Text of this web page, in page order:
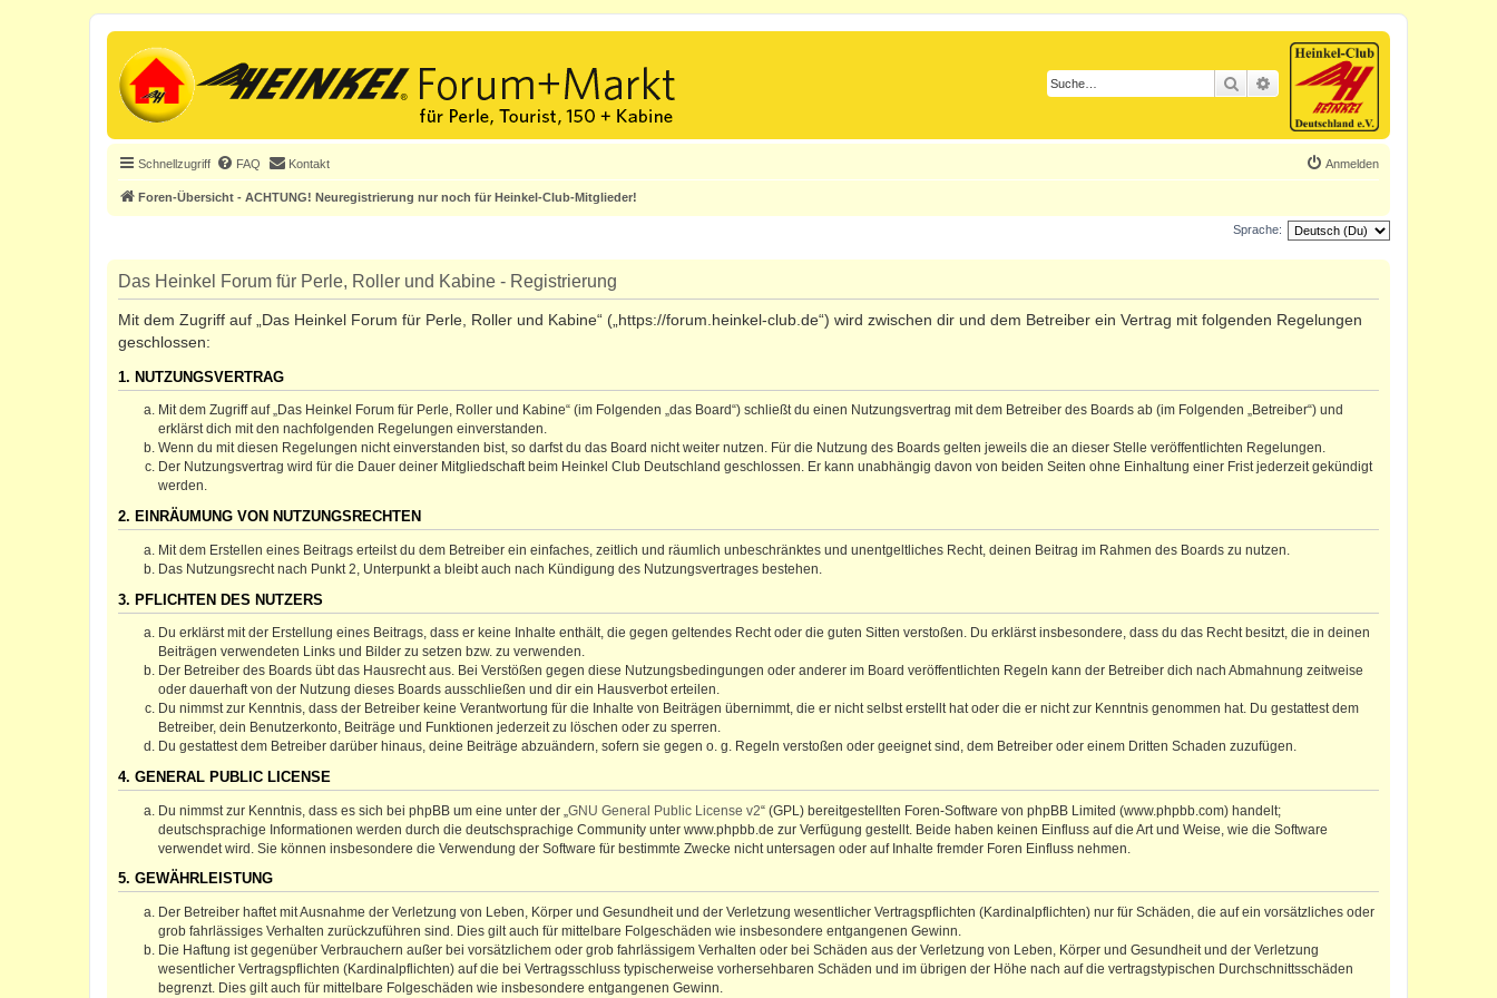
Suche Erweiterte Suche
Schnellzugriff FAQ Kontakt Anmelden
Foren-Übersicht - ACHTUNG! Neuregistrierung nur noch für Heinkel-Club-Mitglieder!
Sprache:
Das Heinkel Forum für Perle, Roller und Kabine - Registrierung
Mit dem Zugriff auf „Das Heinkel Forum für Perle, Roller und Kabine“ („https://forum.heinkel-club.de“) wird zwischen dir und dem Betreiber ein Vertrag mit folgenden Regelungen
geschlossen:
1. NUTZUNGSVERTRAG
Mit dem Zugriff auf „Das Heinkel Forum für Perle, Roller und Kabine“ (im Folgenden „das Board“) schließt du einen Nutzungsvertrag mit dem Betreiber des Boards ab (im Folgenden „Betreiber“) und
erklärst dich mit den nachfolgenden Regelungen einverstanden.
Wenn du mit diesen Regelungen nicht einverstanden bist, so darfst du das Board nicht weiter nutzen. Für die Nutzung des Boards gelten jeweils die an dieser Stelle veröffentlichten Regelungen.
Der Nutzungsvertrag wird für die Dauer deiner Mitgliedschaft beim Heinkel Club Deutschland geschlossen. Er kann unabhängig davon von beiden Seiten ohne Einhaltung einer Frist jederzeit gekündigt
werden.
2. EINRÄUMUNG VON NUTZUNGSRECHTEN
Mit dem Erstellen eines Beitrags erteilst du dem Betreiber ein einfaches, zeitlich und räumlich unbeschränktes und unentgeltliches Recht, deinen Beitrag im Rahmen des Boards zu nutzen.
Das Nutzungsrecht nach Punkt 2, Unterpunkt a bleibt auch nach Kündigung des Nutzungsvertrages bestehen.
3. PFLICHTEN DES NUTZERS
Du erklärst mit der Erstellung eines Beitrags, dass er keine Inhalte enthält, die gegen geltendes Recht oder die guten Sitten verstoßen. Du erklärst insbesondere, dass du das Recht besitzt, die in deinen
Beiträgen verwendeten Links und Bilder zu setzen bzw. zu verwenden.
Der Betreiber des Boards übt das Hausrecht aus. Bei Verstößen gegen diese Nutzungsbedingungen oder anderer im Board veröffentlichten Regeln kann der Betreiber dich nach Abmahnung zeitweise
oder dauerhaft von der Nutzung dieses Boards ausschließen und dir ein Hausverbot erteilen.
Du nimmst zur Kenntnis, dass der Betreiber keine Verantwortung für die Inhalte von Beiträgen übernimmt, die er nicht selbst erstellt hat oder die er nicht zur Kenntnis genommen hat. Du gestattest dem
Betreiber, dein Benutzerkonto, Beiträge und Funktionen jederzeit zu löschen oder zu sperren.
Du gestattest dem Betreiber darüber hinaus, deine Beiträge abzuändern, sofern sie gegen o. g. Regeln verstoßen oder geeignet sind, dem Betreiber oder einem Dritten Schaden zuzufügen.
4. GENERAL PUBLIC LICENSE
Du nimmst zur Kenntnis, dass es sich bei phpBB um eine unter der „ GNU General Public License v2“ (GPL) bereitgestellten Foren-Software von phpBB Limited (www.phpbb.com) handelt;
deutschsprachige Informationen werden durch die deutschsprachige Community unter www.phpbb.de zur Verfügung gestellt. Beide haben keinen Einfluss auf die Art und Weise, wie die Software
verwendet wird. Sie können insbesondere die Verwendung der Software für bestimmte Zwecke nicht untersagen oder auf Inhalte fremder Foren Einfluss nehmen.
5. GEWÄHRLEISTUNG
Der Betreiber haftet mit Ausnahme der Verletzung von Leben, Körper und Gesundheit und der Verletzung wesentlicher Vertragspflichten (Kardinalpflichten) nur für Schäden, die auf ein vorsätzliches oder
grob fahrlässiges Verhalten zurückzuführen sind. Dies gilt auch für mittelbare Folgeschäden wie insbesondere entgangenen Gewinn.
Die Haftung ist gegenüber Verbrauchern außer bei vorsätzlichem oder grob fahrlässigem Verhalten oder bei Schäden aus der Verletzung von Leben, Körper und Gesundheit und der Verletzung
wesentlicher Vertragspflichten (Kardinalpflichten) auf die bei Vertragsschluss typischerweise vorhersehbaren Schäden und im übrigen der Höhe nach auf die vertragstypischen Durchschnittsschäden
begrenzt. Dies gilt auch für mittelbare Folgeschäden wie insbesondere entgangenen Gewinn.